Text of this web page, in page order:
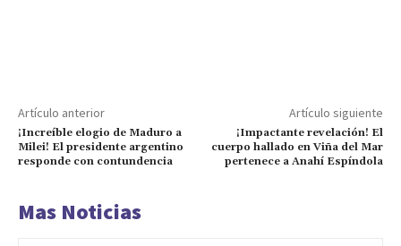
Artículo anterior
¡Increíble elogio de Maduro a
Milei! El presidente argentino
responde con contundencia
Artículo siguiente
¡Impactante revelación! El
cuerpo hallado en Viña del Mar
pertenece a Anahí Espíndola
Mas Noticias